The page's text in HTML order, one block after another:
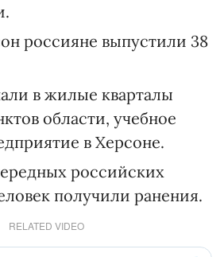
россияне выпустили 38
в жилые кварталы
области, учебное
в Херсоне.
российских
получили ранения.
RELATED VIDEO